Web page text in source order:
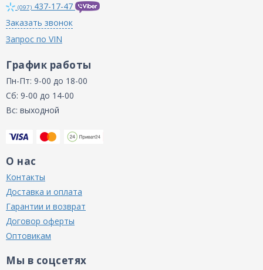
(097) 437-17-47
Заказать звонок
Запрос по VIN
График работы
Пн-Пт: 9-00 до 18-00
Сб: 9-00 до 14-00
Вс: выходной
О нас
Контакты
Доставка и оплата
Гарантии и возврат
Договор оферты
Оптовикам
Мы в соцсетях